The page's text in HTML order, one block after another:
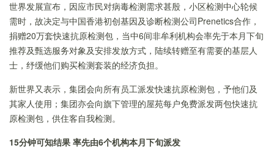
世界发展宣布，因应市民对病毒检测需求甚殷，小区检测中心轮候
需时，故决定与中国香港初创基因及诊断检测公司Prenetics合作，
捐赠20万套快速抗原检测包，当中6间非牟利机构会率先于本月下旬
推荐及甄选服务对象及安排发放方式，陆续转赠至有需要的基层人
士，纾缓他们购买检测套装的经济负担。
新世界又表示，集团会向所有员工派发快速抗原检测包，予他们及
其家人使用；集团亦会向旗下管理的屋苑每户免费派发两包快速抗
原检测包，供住客自我检测。
15分钟可知结果 率先由6个机构本月下旬派发